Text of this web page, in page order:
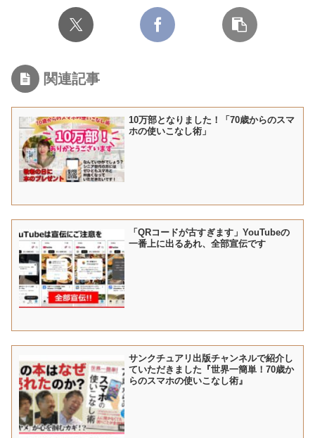
関連記事
10万部となりました！「70歳からのスマ
ホの使いこなし術」
「QRコードが古すぎます」YouTubeの
一番上に出るあれ、全部宣伝です
サンクチュアリ出版チャンネルで紹介し
ていただきました『世界一簡単！70歳か
らのスマホの使いこなし術』